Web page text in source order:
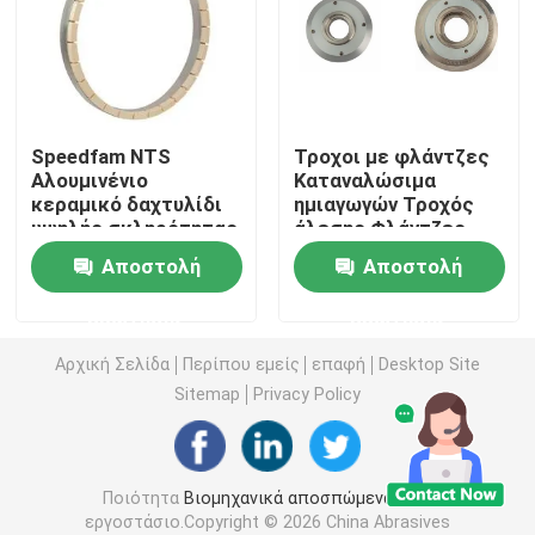
Συμπληρωμένα αποσβέσματα
Ένθετα εργαλείων καρβιδίου
Συσσωρευτές με σύνδεση ρητίνης
Μεταλλικά συνδεδεμένα αποσβεστικά
Μηχανή μέτρησης ρουλεμάν
Βιταρισμένα συσσωματωμένα αποσβεστικά
Speedfam NTS
Αλουμινένιο
κεραμικό δαχτυλίδι
υψηλής σκληρότητας
δαχτυλίδι άλεσης
Αποστολή
Τροχοι με φλάντζες
Καταναλώσιμα
ημιαγωγών Τροχός
άλεσης Φλάντζες
Αποστολή
Αρχική Σελίδα Περίπου εμείς επαφή
Desktop Site
Sitemap
Privacy Policy
Ποιότητα Βιομηχανικά αποσπώμενα Κίνα
εργοστάσιο.Copyright © 2026 China Abrasives